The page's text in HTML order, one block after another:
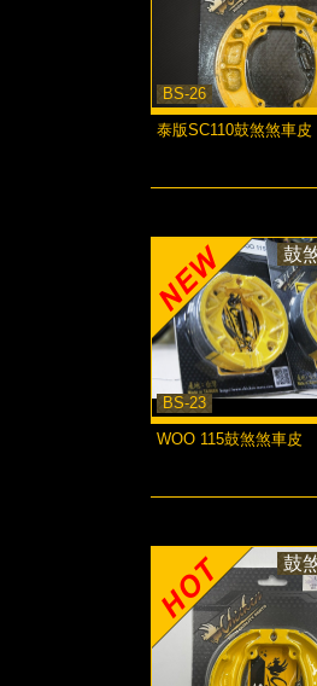
BS-26
泰版SC110鼓煞煞車皮
BS-23
鼓
WOO 115鼓煞煞車皮
鼓